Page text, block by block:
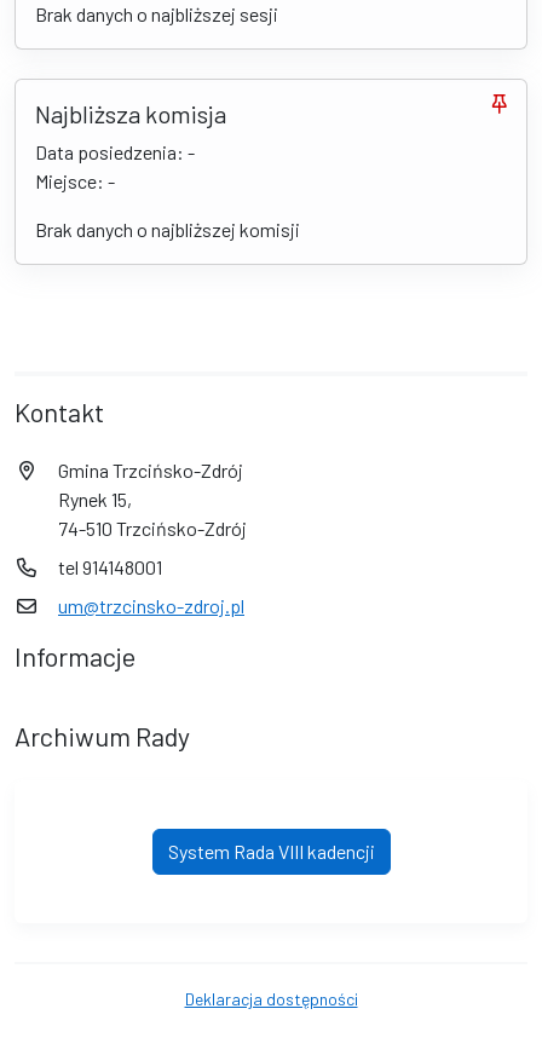
Brak danych o najbliższej sesji
Najbliższa komisja
Data posiedzenia: -
Miejsce: -
Brak danych o najbliższej komisji
Kontakt
Gmina Trzcińsko-Zdrój
Rynek 15,
74-510 Trzcińsko-Zdrój
tel 914148001
um@trzcinsko-zdroj.pl
Informacje
Archiwum Rady
System Rada VIII kadencji
Deklaracja dostępności